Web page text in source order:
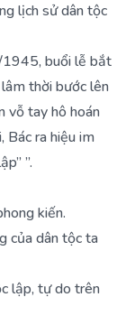
lịch sử dân tộc
buổi lễ bắt
thời bước lên
vỗ tay hô hoán
Bác ra hiệu im
”.
kiến.
của dân tộc ta
lập, tự do trên